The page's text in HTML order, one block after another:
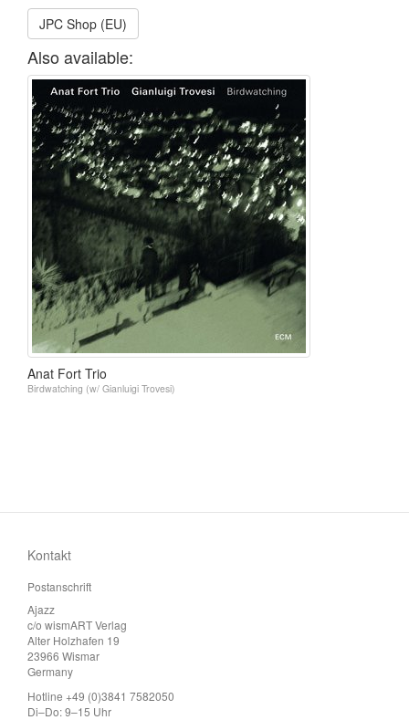
JPC Shop (EU)
Also available:
Anat Fort Trio
Birdwatching (w/ Gianluigi Trovesi)
Kontakt
Postanschrift
Ajazz
c/o wismART Verlag
Alter Holzhafen 19
23966 Wismar
Germany
Hotline +49 (0)3841 7582050
Di–Do: 9–15 Uhr